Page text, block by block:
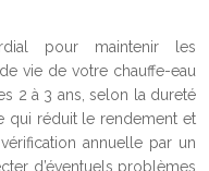
pour maintenir les
vie de votre chauffe-eau
2 à 3 ans, selon la dureté
qui réduit le rendement et
annuelle par un
d’éventuels problèmes